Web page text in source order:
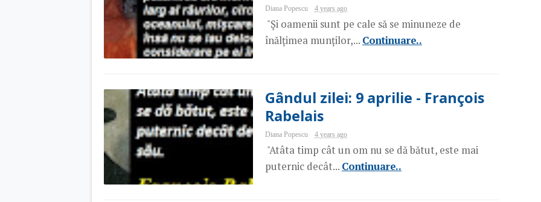
Diana Popescu 4 years ago
"Și oamenii sunt pe cale să se minuneze de
înălțimea munților,... Continuare..
Gândul zilei: 9 aprilie - François
Rabelais
Diana Popescu 4 years ago
"Atâta timp cât un om nu se dă bătut, este mai
puternic decât... Continuare..